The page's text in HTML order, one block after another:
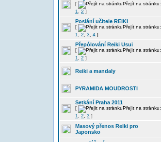
[
Přejít na stránku:
1
2 ]
Poslání učitele REIKI
[
Přejít na stránku:
1
2 3 4 ]
Přepólování Reiki Usui
[
Přejít na stránku:
1
2 ]
Reiki a mandaly
PYRAMIDA MOUDROSTI
Setkání Praha 2011
[
Přejít na stránku:
1
2 3 ]
Masový přenos Reiki pro
Japonsko